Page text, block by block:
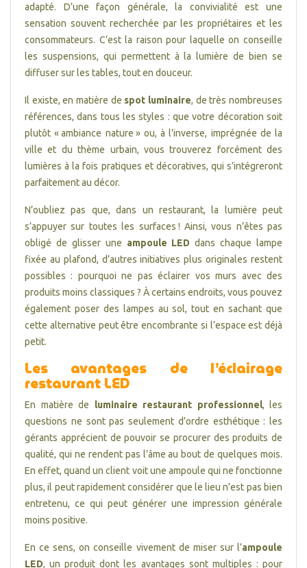
adapté. D’une façon générale, la convivialité est une
sensation souvent recherchée par les propriétaires et les
consommateurs. C’est la raison pour laquelle on conseille
les suspensions, qui permettent à la lumière de bien se
diffuser sur les tables, tout en douceur.
Il existe, en matière de spot luminaire, de très nombreuses
références, dans tous les styles : que votre décoration soit
plutôt « ambiance nature » ou, à l’inverse, imprégnée de la
ville et du thème urbain, vous trouverez forcément des
lumières à la fois pratiques et décoratives, qui s’intégreront
parfaitement au décor.
N’oubliez pas que, dans un restaurant, la lumière peut
s’appuyer sur toutes les surfaces ! Ainsi, vous n’êtes pas
obligé de glisser une ampoule LED dans chaque lampe
fixée au plafond, d’autres initiatives plus originales restent
possibles : pourquoi ne pas éclairer vos murs avec des
produits moins classiques ? À certains endroits, vous pouvez
également poser des lampes au sol, tout en sachant que
cette alternative peut être encombrante si l’espace est déjà
petit.
Les avantages de l’éclairage
restaurant LED
En matière de luminaire restaurant professionnel, les
questions ne sont pas seulement d’ordre esthétique : les
gérants apprécient de pouvoir se procurer des produits de
qualité, qui ne rendent pas l’âme au bout de quelques mois.
En effet, quand un client voit une ampoule qui ne fonctionne
plus, il peut rapidement considérer que le lieu n’est pas bien
entretenu, ce qui peut générer une impression générale
moins positive.
En ce sens, on conseille vivement de miser sur l’ampoule
LED, un produit dont les avantages sont multiples : pour